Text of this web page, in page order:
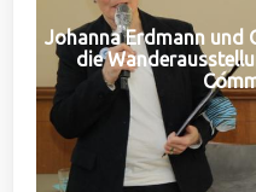
Johanna Erdmann und
die